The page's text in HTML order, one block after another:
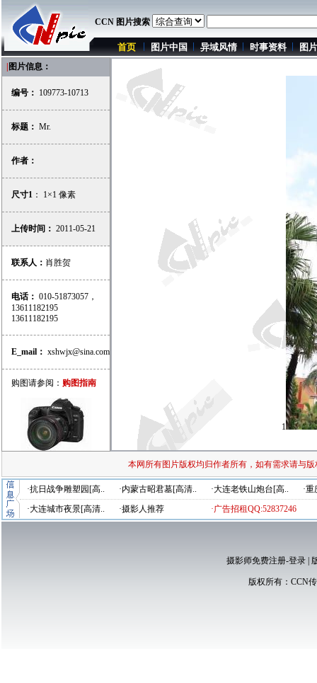
CCN 图片搜索
首页 图片中国 异域风情 时事资料 图
图片信息：
编号： 109773-10713
标题： Mr.
作者：
尺寸1 ： 1×1 像素
上传时间： 2011-05-21
联系人： 肖胜贺
电话： 010-51873057，
13611182195
13611182195
E_mail： xshwjx@sina.com
购图请参阅： 购图指南
1
本网所有图片版权均归作者所有，如有需求请与
·抗日战争雕塑园[高.. ·内蒙古昭君墓[高清.. ·大连老铁山炮台[高..
·
·大连城市夜景[高清..
·摄影人推荐 ·广告招租QQ:52837246
摄影师免费注册-登录|
版权所有： CCN